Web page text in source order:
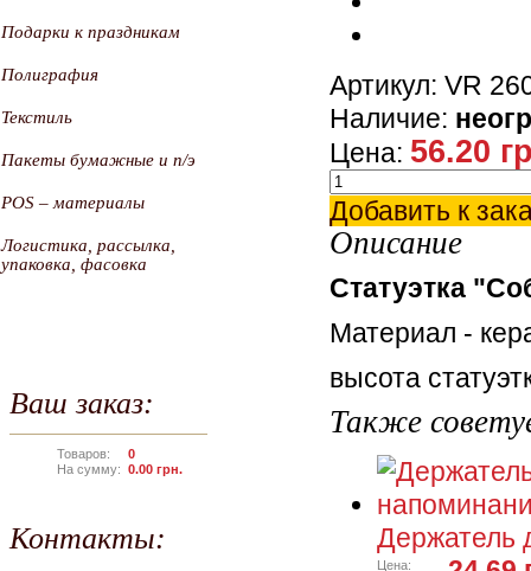
Подарки к праздникам
Полиграфия
Текстиль
Пакеты бумажные и п/э
POS – материалы
Логистика, рассылка,
упаковка, фасовка
Ваш заказ:
Товаров:
На сумму:
0
0.00 грн.
Контакты:
Артикул: VR
Наличие:
Цена: 56.20
Добавить к
Описание
Статуэтка
Материал -
высота
Также
Держатель
Цена: